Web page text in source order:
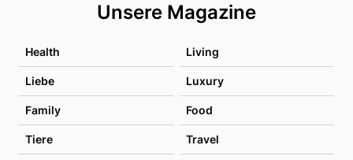
Unsere Magazine
Health Living
Liebe Luxury
Family Food
Tiere Travel